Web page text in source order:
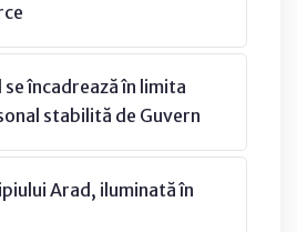
încadrează în limita
stabilită de Guvern
Arad, iluminată în